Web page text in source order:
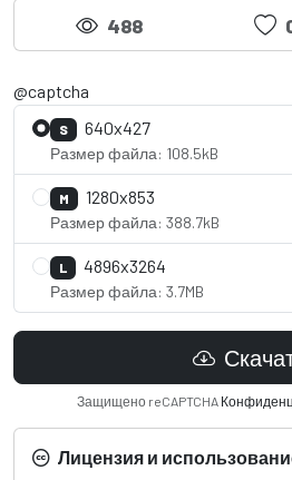
488
@captcha
S 640x427
Размер файла: 108.5kB
M 1280x853
Размер файла: 388.7kB
L 4896x3264
Размер файла: 3.7MB
Защищено reCAPTCHA
Лицензия и